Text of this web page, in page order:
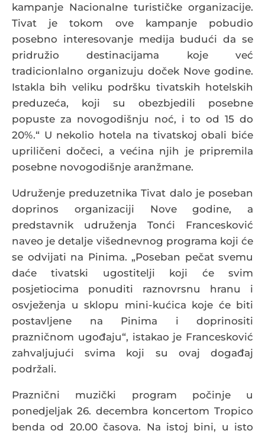
kampanje Nacionalne turističke organizacije.
Tivat je tokom ove kampanje pobudio
posebno interesovanje medija budući da se
pridružio destinacijama koje već
tradicionlalno organizuju doček Nove godine.
Istakla bih veliku podršku tivatskih hotelskih
preduzeća, koji su obezbjedili posebne
popuste za novogodišnju noć, i to od 15 do
20%.“ U nekolio hotela na tivatskoj obali biće
upriličeni dočeci, a većina njih je pripremila
posebne novogodišnje aranžmane.
Udruženje preduzetnika Tivat dalo je poseban
doprinos organizaciji Nove godine, a
predstavnik udruženja Tonći Francesković
naveo je detalje višednevnog programa koji će
se odvijati na Pinima. „Poseban pečat svemu
daće tivatski ugostitelji koji će svim
posjetiocima ponuditi raznovrsnu hranu i
osvježenja u sklopu mini-kućica koje će biti
postavljene na Pinima i doprinositi
prazničnom ugođaju“, istakao je Francesković
zahvaljujući svima koji su ovaj događaj
podržali.
Praznični muzički program počinje u
ponedjeljak 26. decembra koncertom Tropico
benda od 20.00 časova. Na istoj bini, u isto